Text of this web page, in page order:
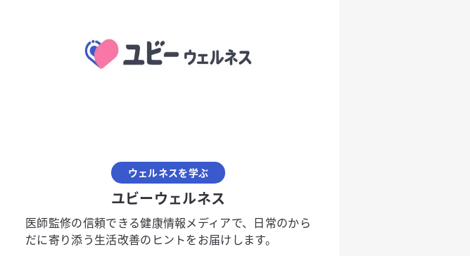
ウェルネスを学ぶ
ユビーウェルネス
医師監修の信頼できる健康情報メディアで、日常のから
だに寄り添う生活改善のヒントをお届けします。